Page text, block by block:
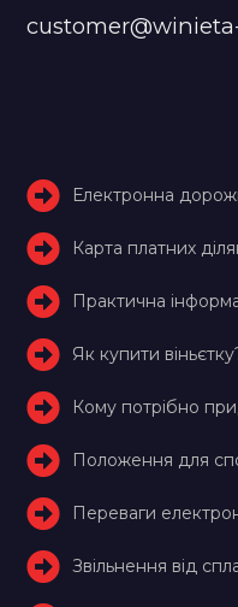
Електронна
Карта платних
Практична
Як купити
Кому потрібно
Положення для
Переваги
Звільнення від